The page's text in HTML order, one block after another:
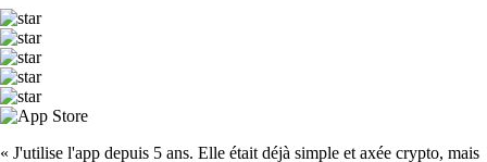
« J'utilise l'app depuis 5 ans. Elle était déjà simple et axée crypto, mais